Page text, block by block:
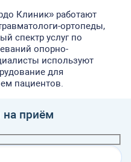
Клиник» работают
ортопеды,
спектр услуг по
опорно-
используют
для
пациентов.
на приём